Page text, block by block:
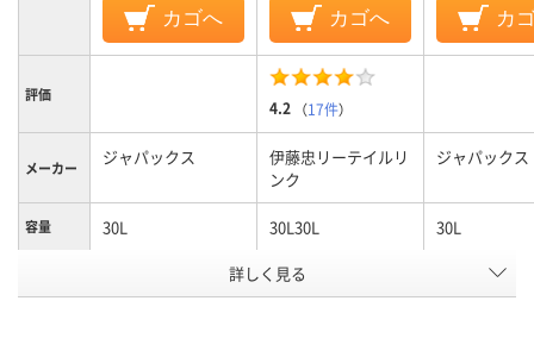
カゴへ カゴへ カ
評価
4.2 （17件）
メーカー ジャパックス
伊藤忠リーテイルリ
ンク
ジャパックス
容量 30L 30L30L 30L
黒
詳しく見る